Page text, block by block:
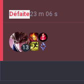
Défaite23 m 06 s
13